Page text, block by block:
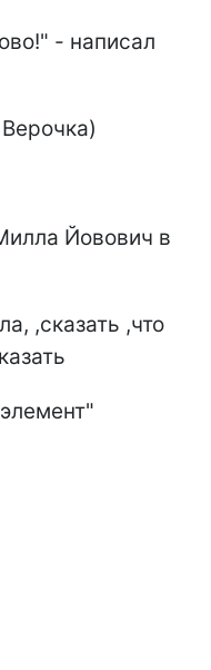
- написал
Йовович в
,сказать ,что